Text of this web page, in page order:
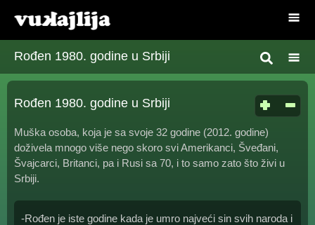
Rođen 1980. godine u Srbiji
Rođen 1980. godine u Srbiji
Muška osoba, koja je sa svoje 32 godine (2012. godine)
doživela mnogo više nego skoro svi Amerikanci, Šveđani,
Švajcarci, Britanci, pa i Rusi sa 70, i to samo zato što živi u
Srbiji.
-Rođen je iste godine kada je umro najveći sin svih naroda i